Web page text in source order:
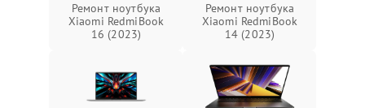
Ремонт ноутбука
Xiaomi RedmiBook
16 (2023)
Ремонт ноутбука
Xiaomi RedmiBook
14 (2023)